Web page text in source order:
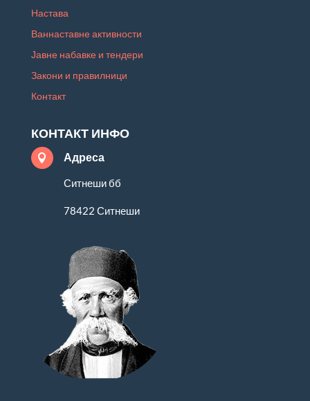
Настава
Ваннаставне активности
Јавне набавке и тендери
Закони и правилници
Контакт
КОНТАКТ ИНФО
 Адреса
Ситнеши бб
78422 Ситнеши